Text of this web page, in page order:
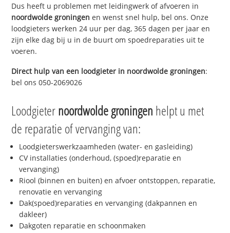
Dus heeft u problemen met leidingwerk of afvoeren in
noordwolde groningen en wenst snel hulp, bel ons. Onze
loodgieters werken 24 uur per dag, 365 dagen per jaar en
zijn elke dag bij u in de buurt om spoedreparaties uit te
voeren.
Direct hulp van een loodgieter in noordwolde groningen:
bel ons 050-2069026
Loodgieternoordwolde groningen helpt u met
de reparatie of vervanging van:
Loodgieterswerkzaamheden (water- en gasleiding)
CV installaties (onderhoud, (spoed)reparatie en
vervanging)
Riool (binnen en buiten) en afvoer ontstoppen, reparatie,
renovatie en vervanging
Dak(spoed)reparaties en vervanging (dakpannen en
dakleer)
Dakgoten reparatie en schoonmaken